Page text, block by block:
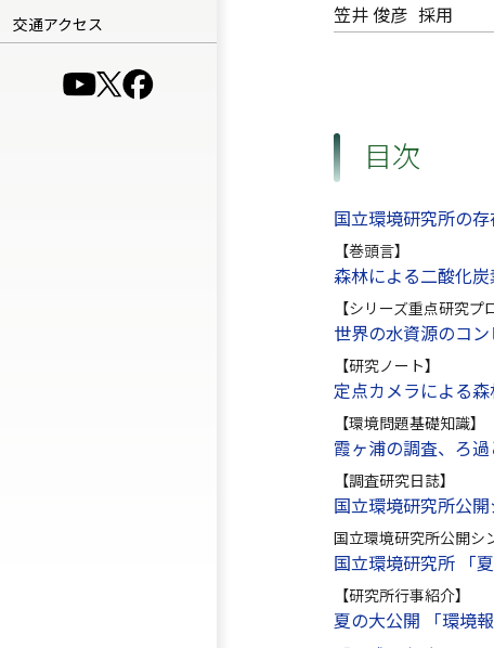
交通アクセス
（別ウインドウで開きます）
（別ウインドウで開きます）
（別ウインドウで開きます）
笠井 俊彦 採用
目次
国立環境研究所の存
【巻頭言】
森林による二酸化
【シリーズ重点研究
世界の水資源のコ
【研究ノート】
定点カメラによる
【環境問題基礎知識】
霞ヶ浦の調査、ろ
【調査研究日誌】
国立環境研究所公
国立環境研究所公開シ
国立環境研究所 「
【研究所行事紹介】
夏の大公開 「環境